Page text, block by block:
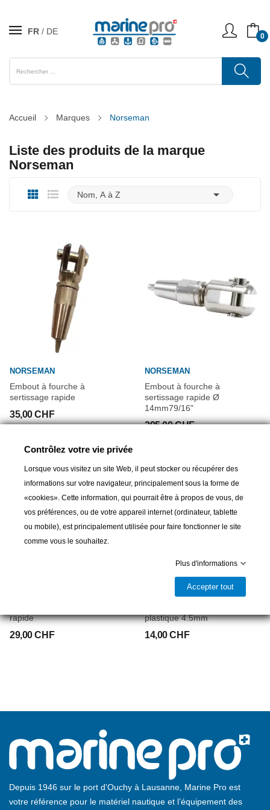
FR DE 0
Accueil Marques Norseman
Liste des produits de la marque
Norseman
Nom, A à Z 
NORSEMAN
Embout à fourche à
sertissage rapide
35,00 CHF
NORSEMAN
Embout à fourche à
sertissage rapide Ø
14mm79/16"
295,00 CHF
rapide
29,00 CHF
NORSEMAN
plastique 4.5mm
14,00 CHF
Depuis 1946 sur le port d'Ouchy à Lausanne, Marine Pro est
votre référence pour le matériel nautique et l’équipement des
Contrôlez votre vie privée
Lorsque vous visitez un site Web, il peut stocker ou récupérer des
informations sur votre navigateur, principalement sous la forme de
«cookies». Cette information, qui pourrait être à propos de vous, de
vos préférences, ou de votre appareil internet (ordinateur, tablette
ou mobile), est principalement utilisée pour faire fonctionner le site
comme vous le souhaitez.
Plus d'informations
Accepter tout